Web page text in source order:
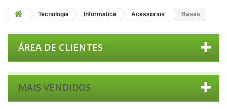
Tecnologia Informatica Acessorios Bases
ÁREA DE CLIENTES
MAIS VENDIDOS